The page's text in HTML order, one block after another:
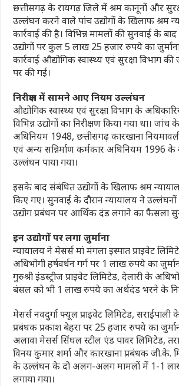
छत्तीसगढ़ के रायगढ़ जिले में श्रम कानूनों और
उल्लंघन करने वाले पांच उद्योगों के खिलाफ श्रम
कार्रवाई की है। विभिन्न मामलों की सुनवाई के
उद्योगों पर कुल 5 लाख 25 हजार रुपये का
कार्रवाई औद्योगिक स्वास्थ्य एवं सुरक्षा विभाग
पर की गई।
निरीक्षण में सामने आए नियम उल्लंघन
औद्योगिक स्वास्थ्य एवं सुरक्षा विभाग के
विभिन्न उद्योगों का निरीक्षण किया गया था। जांच
अधिनियम 1948, छत्तीसगढ़ कारखाना
एवं अन्य सन्निर्माण कर्मकार अधिनियम 1996 के
उल्लंघन पाया गया।
इसके बाद संबंधित उद्योगों के खिलाफ श्रम
किए गए। सुनवाई के दौरान न्यायालय ने
उद्योग प्रबंधन पर आर्थिक दंड लगाने का फैसला
इन उद्योगों पर लगा जुर्माना
न्यायालय ने मेसर्स मां मंगला इस्पात प्राइवेट
अधिभोगी हर्षवर्धन गर्ग पर 1 लाख रुपये का
गुरुश्री इंडस्ट्रीज प्राइवेट लिमिटेड, देलारी के
बंसल को भी 1 लाख रुपये का अर्थदंड भरने के
मेसर्स नवदुर्गा फ्यूल प्राइवेट लिमिटेड,
प्रबंधक प्रकाश बेहरा पर 25 हजार रुपये का
अलावा मेसर्स सिंघल स्टील एंड पावर लिमिटेड,
विनय कुमार शर्मा और कारखाना प्रबंधक जी.के.
के उल्लंघन के दो अलग-अलग मामलों में 1-1
लगाया गया।